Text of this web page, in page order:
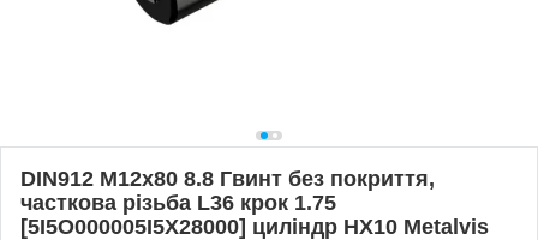
DIN912 М12х80 8.8 Гвинт без покриття,
часткова різьба L36 крок 1.75
[5I5O000005I5X28000] циліндр HX10 Metalvis